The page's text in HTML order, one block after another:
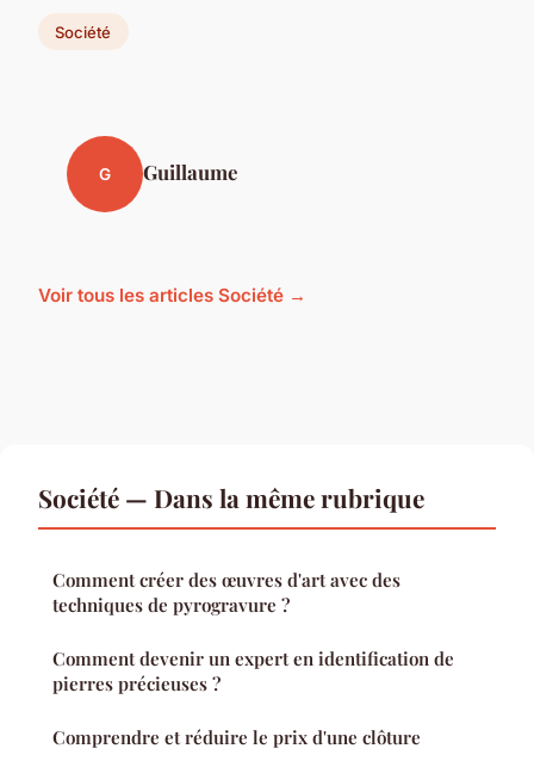
Société
G Guillaume
Voir tous les articles Société →
Société — Dans la même rubrique
Comment créer des œuvres d'art avec des
techniques de pyrogravure ?
Comment devenir un expert en identification de
pierres précieuses ?
Comprendre et réduire le prix d'une clôture